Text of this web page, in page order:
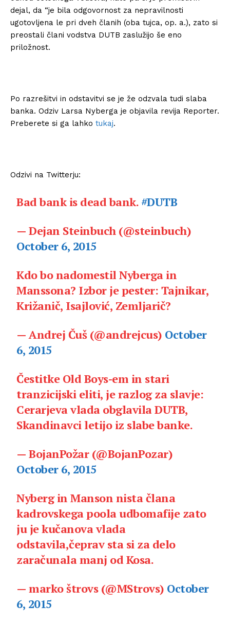
dejal, da “je bila odgovornost za nepravilnosti
ugotovljena le pri dveh članih (oba tujca, op. a.), zato si
preostali člani vodstva DUTB zaslužijo še eno
priložnost.
Po razrešitvi in odstavitvi se je že odzvala tudi slaba
banka. Odziv Larsa Nyberga je objavila revija Reporter.
Preberete si ga lahko tukaj.
Odzivi na Twitterju:
Bad bank is dead bank. #DUTB
— Dejan Steinbuch (@steinbuch)
October 6, 2015
Kdo bo nadomestil Nyberga in
Manssona? Izbor je pester: Tajnikar,
Križanič, Isajlović, Zemljarič?
— Andrej Čuš (@andrejcus) October
6, 2015
Čestitke Old Boys-em in stari
tranzicijski eliti, je razlog za slavje:
Cerarjeva vlada obglavila DUTB,
Skandinavci letijo iz slabe banke.
— BojanPožar (@BojanPozar)
October 6, 2015
Nyberg in Manson nista člana
kadrovskega poola udbomafije zato
ju je kučanova vlada
odstavila,čeprav sta si za delo
zaračunala manj od Kosa.
— marko štrovs (@MStrovs) October
6, 2015